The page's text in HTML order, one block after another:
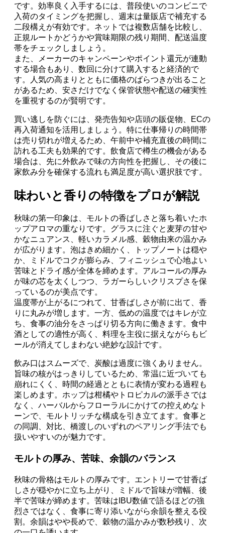
です。効率良く入手するには、普段使いのコンビニで
入荷のタイミングを把握し、週末は量販店で補充する
二段構えが有効です。ネットでは複数店舗を比較し、
正規ルートかどうかや賞味期限の残り期間、配送温度
帯をチェックしましょう。
また、メーカーのキャンペーンやポイント還元が連動
する場合もあり、数回に分けて購入すると経済的で
す。人気の高まりとともに価格のばらつきが出ること
があるため、安さだけでなく保管状態や配送の確実性
を重視するのが賢明です。
買い逃しを防ぐには、発売告知や店頭の販促物、ECの
再入荷通知を活用しましょう。特に仕事帰りの時間帯
は売り切れが増えるため、午前中や補充直後の時間に
訪れる工夫も効果的です。飲食店で樽生の機会がある
場合は、先に外飲みで味の方向性を把握し、その後に
家飲み分を確保する流れも満足度が高い選択肢です。
味わいと香りの特徴をプロが解説
秋味の第一印象は、モルトの香ばしさと落ち着いたホ
ップアロマの重なりです。グラスに注ぐと麦芽の甘や
かなニュアンス、軽いカラメル感、穀物由来の温かみ
が広がります。泡はきめ細かく、トップノートは穏や
か、ミドルでコクが膨らみ、フィニッシュで心地よい
苦味とドライ感が全体を締めます。アルコールの厚み
が味の芯を太くしつつ、ラガーらしいクリスプさを保
っているのが美点です。
温度帯が上がるにつれて、甘香ばしさが前に出て、香
りに丸みが増します。一方、低めの温度ではキレが立
ち、食事の油分をさっぱり切る方向に働きます。食中
酒としての適性が高く、料理を主役に据えながらもビ
ールが消えてしまわない絶妙な設計です。
飲み口はスムーズで、炭酸は過度に強くありません。
旨味の核がはっきりしているため、常温に近づいても
崩れにくく、時間の経過とともに表情が変わる過程も
楽しめます。ホップは柑橘やトロピカルの派手さでは
なく、ハーバルからフローラルにかけての控えめなト
ーンで、モルトリッチな構成を引き立てます。食事と
の同調、対比、橋渡しのいずれのペアリング手法でも
扱いやすいのが魅力です。
モルトの厚み、苦味、余韻のバランス
秋味の骨格はモルトの厚みです。エントリーで甘香ば
しさが穏やかに立ち上がり、ミドルで旨味が増幅、後
半で苦味が締めます。苦味はIBU数値で語るほどの強
烈さではなく、食事に寄り添いながら余韻を整える役
割。余韻はやや長めで、穀物の温かみが数秒残り、次